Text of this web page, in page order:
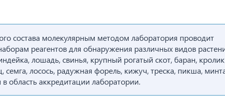
состава молекулярным методом лаборатория проводит
реагентов для обнаружения различных видов
лошадь, свинья, крупный рогатый скот, баран,
семга, лосось, радужная форель, кижуч, треска, пикша,
область аккредитации лаборатории.